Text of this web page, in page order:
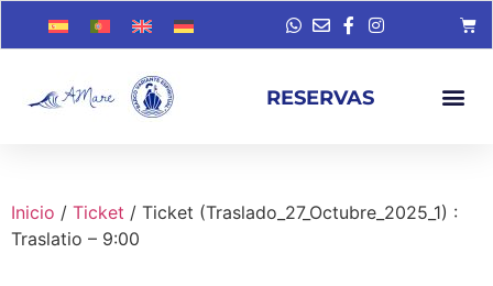
RESERVAS
Inicio / Ticket / Ticket (Traslado_27_Octubre_2025_1) :
Traslatio – 9:00